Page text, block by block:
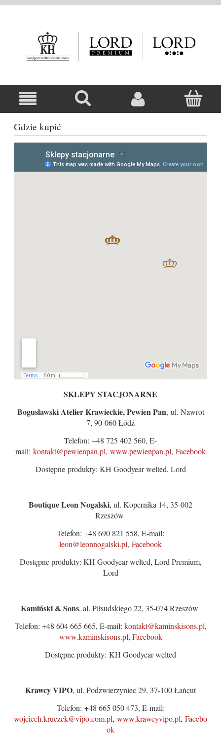
Gdzie kupić
SKLEPY STACJONARNE
Bogusławski Atelier Krawieckie, Pewien Pan, ul. Nawrot
7, 90-060 Łódź
Telefon: +48 725 402 560, E-
mail: kontakt@pewienpan.pl, www.pewienpan.pl, Facebook
Dostępne produkty: KH Goodyear welted, Lord
Boutique Leon Nogalski, ul. Kopernika 14, 35-002
Rzeszów
Telefon: +48 690 821 558, E-mail:
leon@leonnogalski.pl, Facebook
Dostępne produkty: KH Goodyear welted, Lord Premium,
Lord
Kamiński & Sons, al. Piłsudskiego 22, 35-074 Rzeszów
Telefon: +48 604 665 665, E-mail: kontakt@kaminskisons.pl,
www.kaminskisons.pl, Facebook
Dostępne produkty: KH Goodyear welted
Krawcy VIPO, ul. Podzwierzyniec 29, 37-100 Łańcut
Telefon: +48 665 050 473, E-mail:
wojciech.kruczek@vipo.com.pl, www.krawcyvipo.pl, Facebo
ok